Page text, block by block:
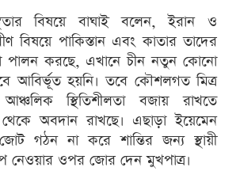
বিষয়ে বাঘাই বলেন, ইরান ও
বিষয়ে পাকিস্তান এবং কাতার তাদের
পালন করছে, এখানে চীন নতুন কোনো
আবির্ভূত হয়নি। তবে কৌশলগত মিত্র
স্থিতিশীলতা বজায় রাখতে
অবদান রাখছে। এছাড়া ইয়েমেন
গঠন না করে শান্তির জন্য স্থায়ী
নেওয়ার ওপর জোর দেন মুখপাত্র।